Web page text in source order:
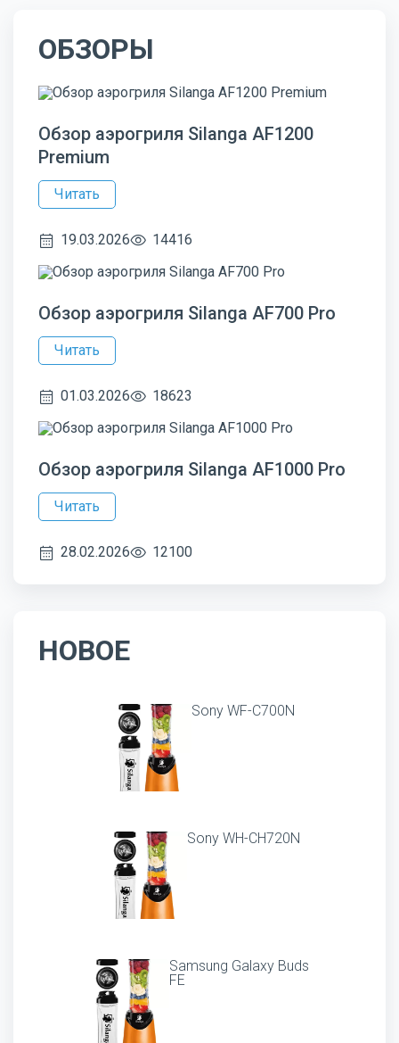
ОБЗОРЫ
Обзор аэрогриля Silanga AF1200
Premium
Читать
19.03.2026 14416
Обзор аэрогриля Silanga AF700 Pro
Читать
01.03.2026 18623
Обзор аэрогриля Silanga AF1000 Pro
Читать
28.02.2026 12100
НОВОЕ
Sony WF-C700N
Sony WH-CH720N
Samsung Galaxy Buds
FE